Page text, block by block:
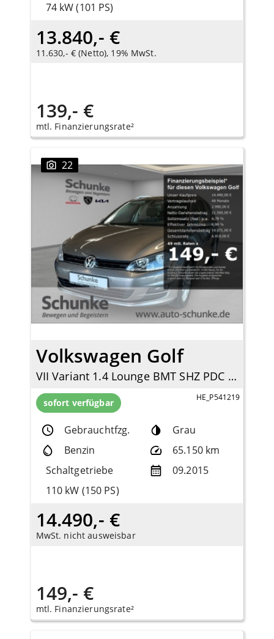
74 kW (101 PS)
13.840,- €
11.630,- € (Netto), 19% MwSt.
139,- €
mtl. Finanzierungsrate²
22
Volkswagen Golf
VII Variant 1.4 Lounge BMT SHZ PDC Tempomat Allwetter
sofort verfügbar HE_P541219
Gebrauchtfzg.
Grau
Benzin
65.150 km
Schaltgetriebe
09.2015
110 kW (150 PS)
14.490,- €
MwSt. nicht ausweisbar
149,- €
mtl. Finanzierungsrate²